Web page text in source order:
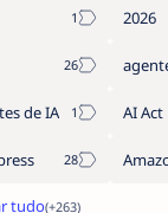
2026
de IA AI Act